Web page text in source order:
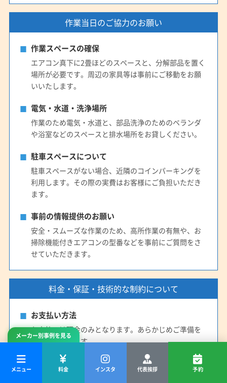
メーカー別事例を見る
メニュー 料金 インスタ 代表挨拶 予約
作業当日のご協力のお願い
作業スペースの確保
エアコン真下に2畳ほどのスペースと、分解部品を置く
場所が必要です。周辺の家具等は事前にご移動をお願
いいたします。
電気・水道・洗浄場所
作業のため電気・水道と、部品洗浄のためのベランダ
や浴室などのスペースと排水場所をお貸しください。
駐車スペースについて
駐車スペースがない場合、近隣のコインパーキングを
利用します。その際の実費はお客様にご負担いただき
ます。
事前の情報提供のお願い
安全・スムーズな作業のため、高所作業の有無や、お
掃除機能付きエアコンの型番などを事前にご質問をさ
せていただきます。
料金・保証・技術的な制約について
お支払い方法
お支払いは現金のみとなります。あらかじめご準備を
お願いいたします。
追加料金について